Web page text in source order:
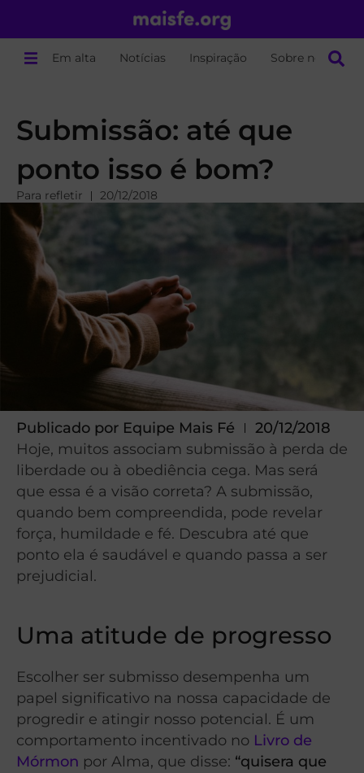
Em alta Notícias Inspiração Sobre nós
Submissão: até que
ponto isso é bom?
Para refletir 20/12/2018
Publicado por Equipe Mais Fé
20/12/2018
Hoje, muitos associam submissão à perda de
liberdade ou à obediência cega. Mas será
que essa é a visão correta? A submissão,
quando bem compreendida, pode revelar
força, humildade e fé. Descubra até que
ponto ela é saudável e quando passa a ser
prejudicial.
Uma atitude de progresso
Escolher ser submisso desempenha um
papel significativo na nossa capacidade de
progredir e atingir nosso potencial. É um
comportamento incentivado no Livro de
Mórmon por Alma, que disse: “quisera que